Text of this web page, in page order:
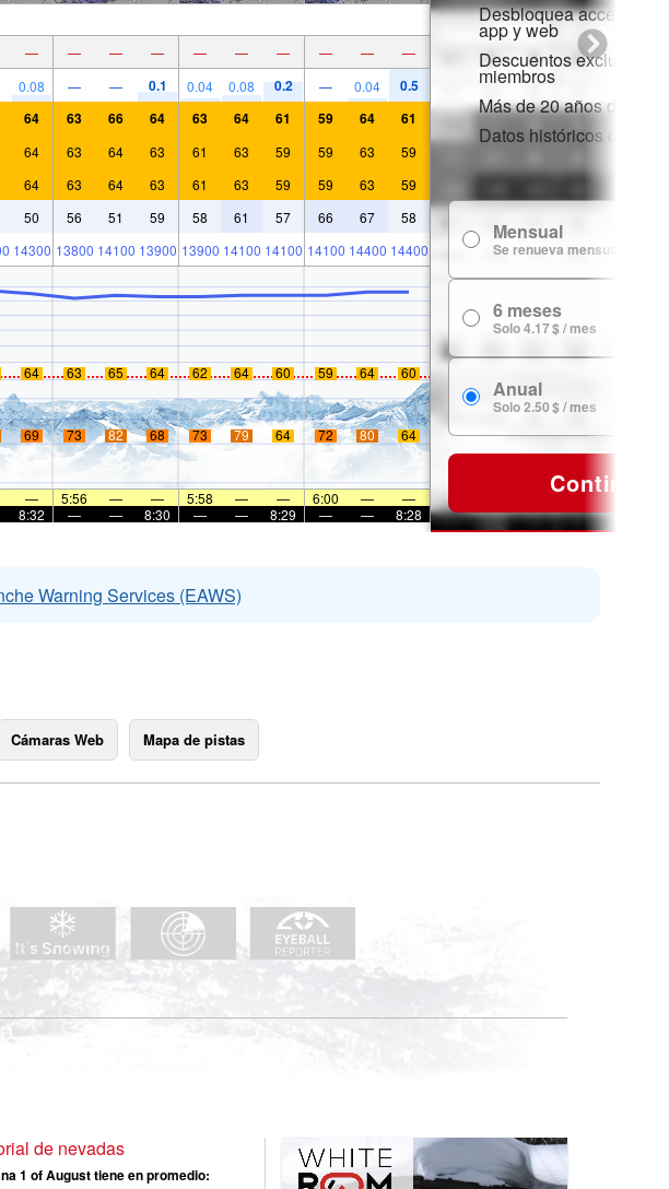
— — — — — — — — — —
0.08 — — 0.1 0.04 0.08 0.2 — 0.04 0.5
64 63 66 64 63 64 61 59 64 61
64 63 64 63 61 63 59 59 63 59
64 63 64 63 61 63 59 59 63 59
50 56 51 59 58 61 57 66 67 58
14300 13800 14100 13900 13900 14100 14100 14100 14400 14400
64 63 65 64 62 64 60 59 64 60
69 73 82 68 73 79 64 72 80 64
— 5:56 — — 5:58 — — 6:00 —
—
8:32 — — 8:30 — — 8:29 — — 8:28
Desbloquea acceso
app y web
Descuentos exclusivos
miembros
Más de 20 años de
Datos históricos de
Mensual
Se renueva mensualmente
6 meses
Solo 4.17 $ / mes
Anual
Solo 2.50 $ / mes
Continuar
Warning Services (EAWS)
Cámaras Web Mapa de pistas
de nevadas
1 of August tiene en promedio: